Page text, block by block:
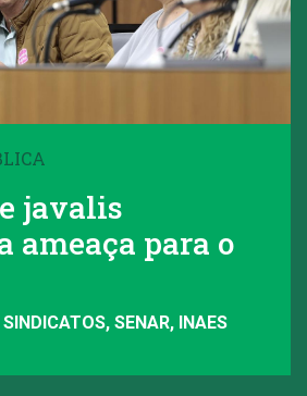
javalis
ameaça para o
SENAR, INAES